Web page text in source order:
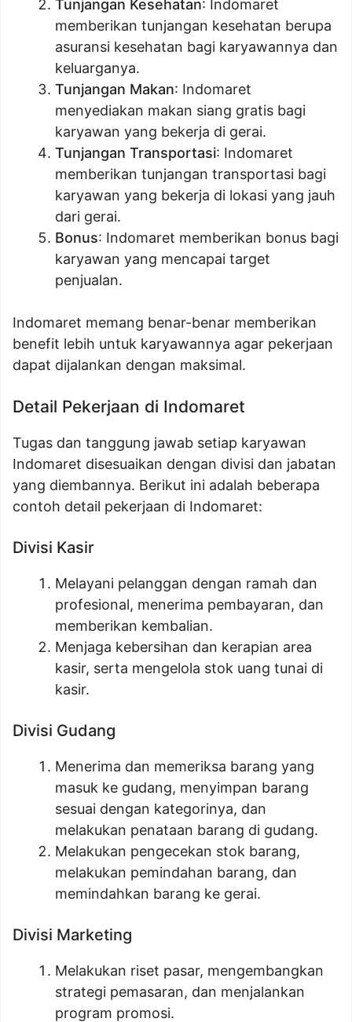
Tunjangan Kesehatan: Indomaret
memberikan tunjangan kesehatan berupa
asuransi kesehatan bagi karyawannya dan
keluarganya.
Tunjangan Makan: Indomaret
menyediakan makan siang gratis bagi
karyawan yang bekerja di gerai.
Tunjangan Transportasi: Indomaret
memberikan tunjangan transportasi bagi
karyawan yang bekerja di lokasi yang jauh
dari gerai.
Bonus: Indomaret memberikan bonus bagi
karyawan yang mencapai target
penjualan.
Indomaret memang benar-benar memberikan
benefit lebih untuk karyawannya agar pekerjaan
dapat dijalankan dengan maksimal.
Detail Pekerjaan di Indomaret
Tugas dan tanggung jawab setiap karyawan
Indomaret disesuaikan dengan divisi dan jabatan
yang diembannya. Berikut ini adalah beberapa
contoh detail pekerjaan di Indomaret:
Divisi Kasir
Melayani pelanggan dengan ramah dan
profesional, menerima pembayaran, dan
memberikan kembalian.
Menjaga kebersihan dan kerapian area
kasir, serta mengelola stok uang tunai di
kasir.
Divisi Gudang
Menerima dan memeriksa barang yang
masuk ke gudang, menyimpan barang
sesuai dengan kategorinya, dan
melakukan penataan barang di gudang.
Melakukan pengecekan stok barang,
melakukan pemindahan barang, dan
memindahkan barang ke gerai.
Divisi Marketing
Melakukan riset pasar, mengembangkan
strategi pemasaran, dan menjalankan
program promosi.